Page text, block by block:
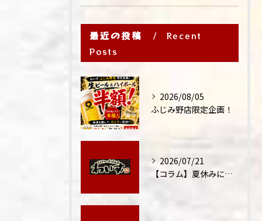
最近の投稿
Recent
Posts
2026/08/05
ふじみ野店限定企画！
2026/07/21
【コラム】夏休みに家族外食が増える理由